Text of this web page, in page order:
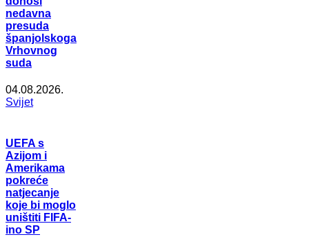
nedavna
presuda
španjolskoga
Vrhovnog
suda
04.08.2026.
Svijet
UEFA s
Azijom i
Amerikama
pokreće
natjecanje
koje bi moglo
uništiti FIFA-
ino SP